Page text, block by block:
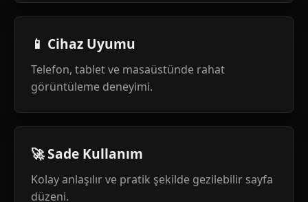
📱 Cihaz Uyumu
Telefon, tablet ve masaüstünde rahat
görüntüleme deneyimi.
🚀 Sade Kullanım
Kolay anlaşılır ve pratik şekilde gezilebilir sayfa
düzeni.